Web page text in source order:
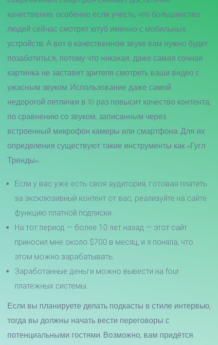
качественно, особенно если учесть, что большинство
людей сейчас смотрят ютуб именно с мобильных
устройств. А вот о качественном звуке вам нужно будет
позаботиться, потому что никакая, даже самая сочная
картинка не заставит зрителя смотреть ваши видео с
ужасным звуком. Использование даже самой
недорогой петлички в 10 раз повысит качество контента,
по сравнению со звуком, записанным через
встроенный микрофон камеры или смартфона. Для их
определения существуют такие инструменты как «Гугл
Тренды».
Если у вас уже есть своя аудитория, готовая платить
за эксклюзивный контент от вас, реализуйте на сайте
функцию платной подписки.
На тот период — более 10 лет назад — этот сайт
приносил мне около $700 в месяц, и я поняла, что
этом можно зарабатывать.
Заработанные деньги можно вывести на four
платежных системы.
Если вы планируете делать подкасты в стиле интервью,
тогда вы должны начать вести переговоры с
потенциальными гостями. Возможно, вам придётся